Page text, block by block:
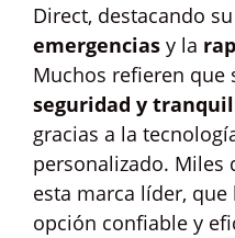
Direct, destacando su
emergencias y la
Muchos refieren que
seguridad y
gracias a la
personalizado. Miles
esta marca líder,
opción confiable y